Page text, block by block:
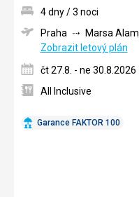
Garance FAKTOR 100
4 dny / 3 noci
Praha
Marsa Alam
Zobrazit letový plán
čt 27.8. - ne 30.8.2026
All Inclusive